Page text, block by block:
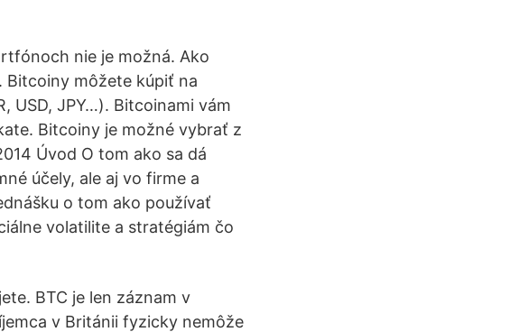
nie je možná. Ako
môžete kúpiť na
USD, JPY…). Bitcoinami vám
Bitcoiny je možné vybrať z
Úvod O tom ako sa dá
účely, ale aj vo firme a
o tom ako používať
volatilite a stratégiám čo
BTC je len záznam v
v Británii fyzicky nemôže